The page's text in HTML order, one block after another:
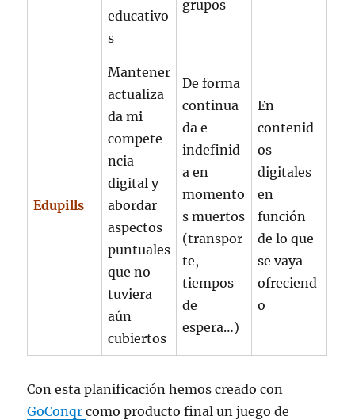
educativo
s
grupos
Edupills
Mantener
actualiza
da mi
compete
ncia
digital y
abordar
aspectos
puntuales
que no
tuviera
aún
cubiertos
De forma
continua
da e
indefinid
a en
momento
s muertos
(transpor
te,
tiempos
de
espera…)
En
contenid
os
digitales
en
función
de lo que
se vaya
ofreciend
o
Con esta planificación hemos creado con
GoConqrcomo producto final un juego de